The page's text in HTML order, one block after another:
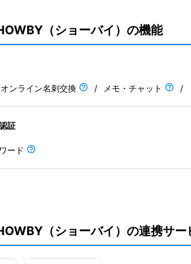
回まで、といった
あり
ソフトウェアを探す
（ショーバイ）の機能
オンライン名刺交換 / メモ・チャット /
証
ード
（ショーバイ）の連携サー